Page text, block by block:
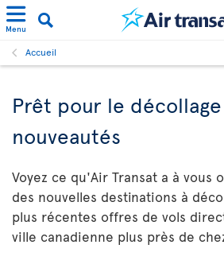
Menu
Accueil
Prêt pour le
nouveautés
Voyez ce qu'Air Transat a à vous
des nouvelles destinations à
plus récentes offres de vols
ville canadienne plus près de